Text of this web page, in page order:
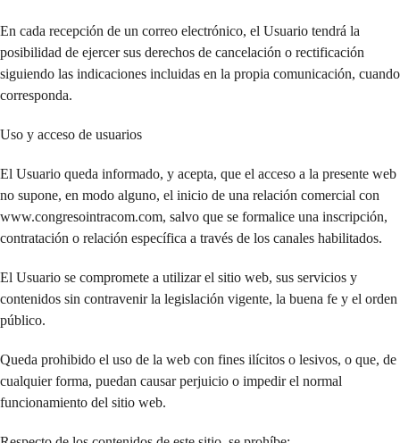
En cada recepción de un correo electrónico, el Usuario tendrá la
posibilidad de ejercer sus derechos de cancelación o rectificación
siguiendo las indicaciones incluidas en la propia comunicación, cuando
corresponda.
Uso y acceso de usuarios
El Usuario queda informado, y acepta, que el acceso a la presente web
no supone, en modo alguno, el inicio de una relación comercial con
www.congresointracom.com, salvo que se formalice una inscripción,
contratación o relación específica a través de los canales habilitados.
El Usuario se compromete a utilizar el sitio web, sus servicios y
contenidos sin contravenir la legislación vigente, la buena fe y el orden
público.
Queda prohibido el uso de la web con fines ilícitos o lesivos, o que, de
cualquier forma, puedan causar perjuicio o impedir el normal
funcionamiento del sitio web.